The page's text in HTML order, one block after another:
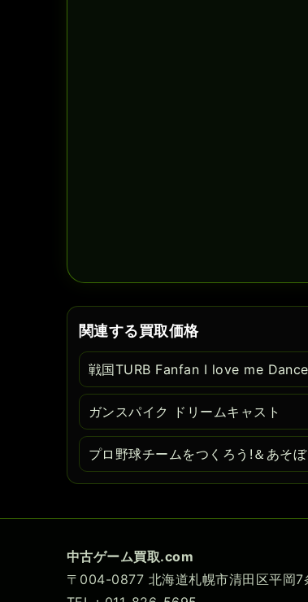
関連する買取価格
戦国TURB Fanfan I love me
ガンスパイク ドリームキャスト
プロ野球チームをつくろう!＆あそ
中古ゲーム買取.com
〒004-0877 北海道札幌市清田区平岡